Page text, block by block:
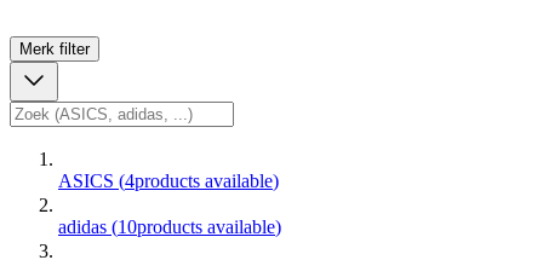
Merk filter
ASICS (4products available)
adidas (10products available)